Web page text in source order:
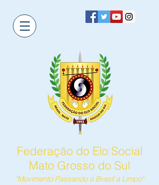
Federação do Elo Social
Mato Grosso do Sul
"Movimento Passando o Brasil a Limpo"